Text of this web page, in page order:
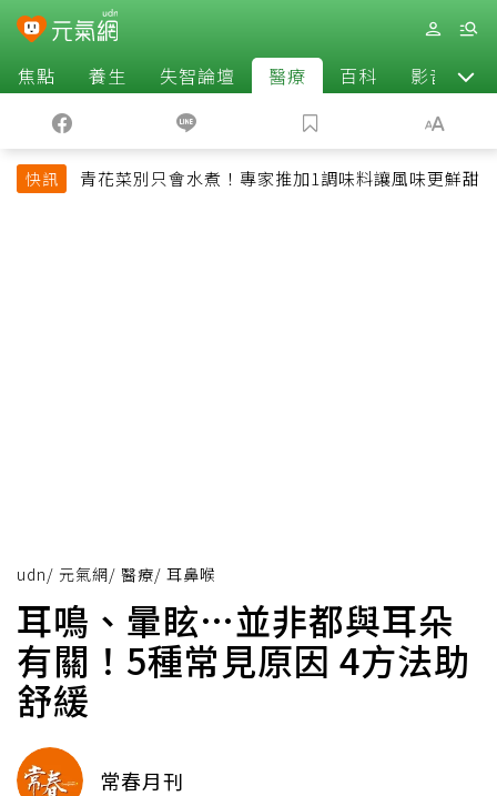
焦點 養生 失智論壇 醫療 百科 影音
快訊 青花菜別只會水煮！專家推加1調味料讓風味更鮮甜
udn/ 元氣網/ 醫療/ 耳鼻喉
耳鳴、暈眩…並非都與耳朵
有關！5種常見原因 4方法助
舒緩
常春月刊